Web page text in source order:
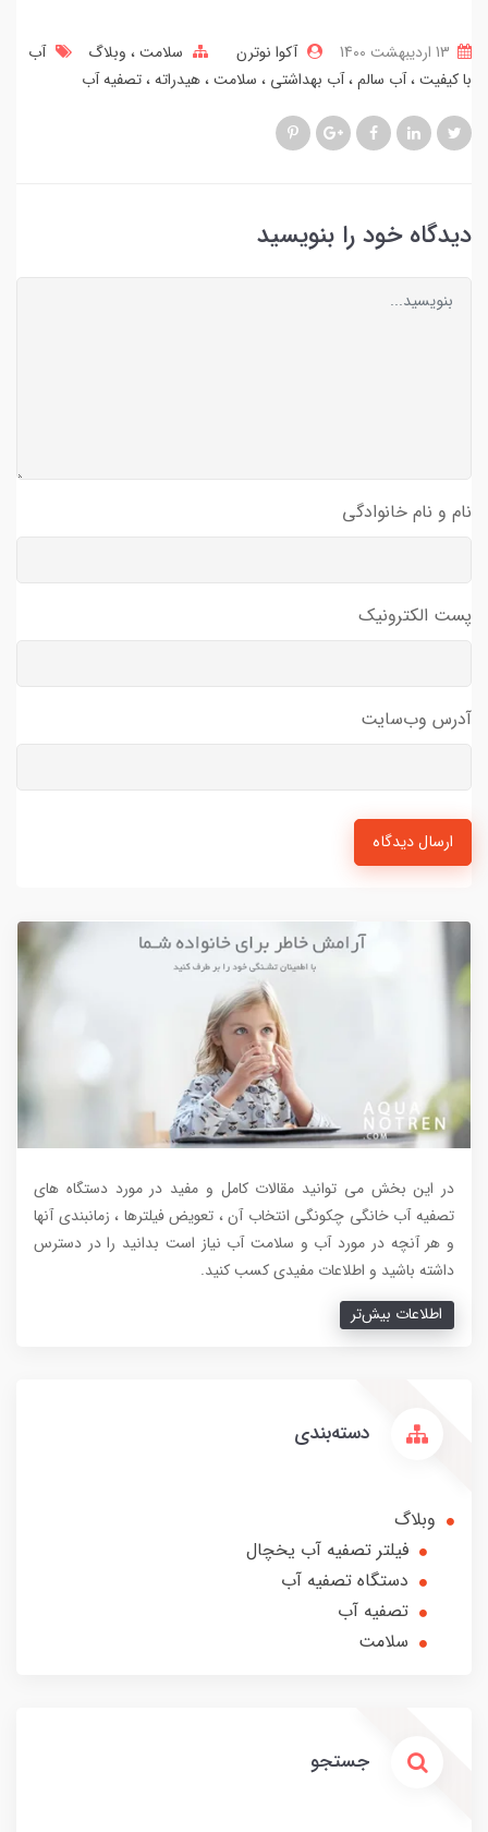
آکوا نوترن سلامت وبلاگ
آب
با کیفیت آب سالم آب بهداشتی سلامت هیدراته تصفیه آب
دیدگاه خود را بنویسید
نام و نام خانوادگی
پست الکترونیک
آدرس وب‌سایت
ارسال دیدگاه
در این بخش می توانید مقالات کامل و مفید در مورد دستگاه های
تصفیه آب خانگی چکونگی انتخاب آن ، تعویض فیلترها ، زمانبندی آنها
و هر آنچه در مورد آب و سلامت آب نیاز است بدانید را در دسترس
داشته باشید و اطلاعات مفیدی کسب کنید.
اطلاعات بیش‌تر
دسته‌بندی
وبلاگ
فیلتر تصفیه آب یخچال
دستگاه تصفیه آب
تصفیه آب
سلامت
جستجو